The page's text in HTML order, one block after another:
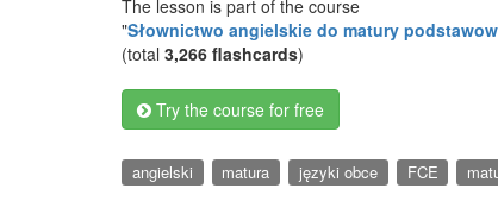
The lesson is part of the course
"Słownictwo angielskie do matury
(total 3,266 flashcards)
Try the course for free
angielski matura języki obce FCE